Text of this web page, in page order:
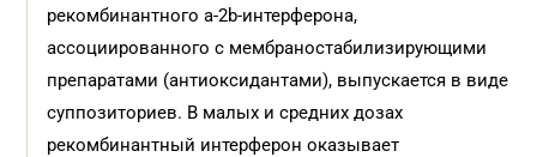
рекомбинантного a-2b-интерферона,
ассоциированного с мембраностабилизирующими
препаратами (антиоксидантами), выпускается в виде
суппозиториев. В малых и средних дозах
рекомбинантный интерферон оказывает